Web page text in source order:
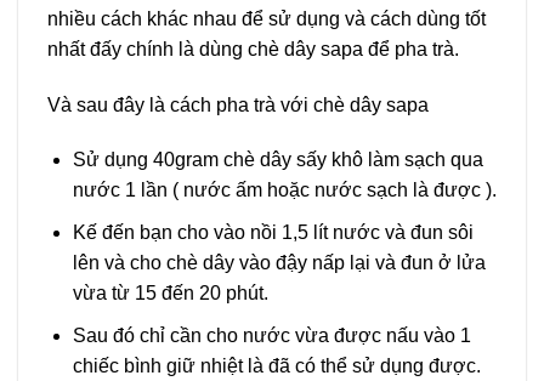
nhiều cách khác nhau để sử dụng và cách dùng tốt
nhất đấy chính là dùng chè dây sapa để pha trà.
Và sau đây là cách pha trà với chè dây sapa
Sử dụng 40gram chè dây sấy khô làm sạch qua
nước 1 lần ( nước ấm hoặc nước sạch là được ).
Kế đến bạn cho vào nồi 1,5 lít nước và đun sôi
lên và cho chè dây vào đậy nấp lại và đun ở lửa
vừa từ 15 đến 20 phút.
Sau đó chỉ cần cho nước vừa được nấu vào 1
chiếc bình giữ nhiệt là đã có thể sử dụng được.